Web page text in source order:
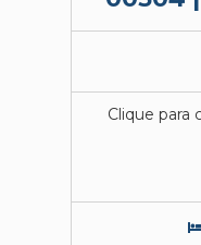
Clique para